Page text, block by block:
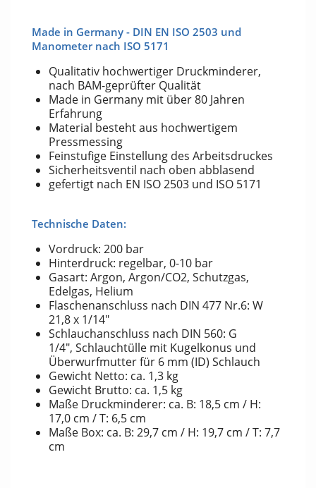
Made in Germany - DIN EN ISO 2503 und
Manometer nach ISO 5171
Qualitativ hochwertiger Druckminderer,
nach BAM-geprüfter Qualität
Made in Germany mit über 80 Jahren
Erfahrung
Material besteht aus hochwertigem
Pressmessing
Feinstufige Einstellung des Arbeitsdruckes
Sicherheitsventil nach oben abblasend
gefertigt nach EN ISO 2503 und ISO 5171
Technische Daten:
Vordruck: 200 bar
Hinterdruck: regelbar, 0-10 bar
Gasart: Argon, Argon/CO2, Schutzgas,
Edelgas, Helium
Flaschenanschluss nach DIN 477 Nr.6: W
21,8 x 1/14"
Schlauchanschluss nach DIN 560: G
1/4", Schlauchtülle mit Kugelkonus und
Überwurfmutter für 6 mm (ID) Schlauch
Gewicht Netto: ca. 1,3 kg
Gewicht Brutto: ca. 1,5 kg
Maße Druckminderer: ca. B: 18,5 cm / H:
17,0 cm / T: 6,5 cm
Maße Box: ca. B: 29,7 cm / H: 19,7 cm / T: 7,7
cm